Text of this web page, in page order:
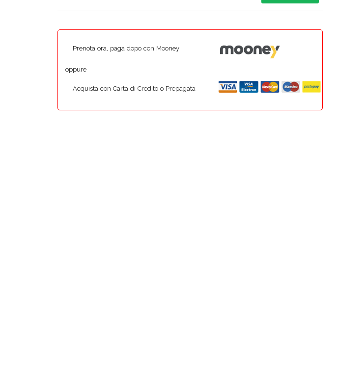
Prenota ora, paga dopo con Mooney
oppure
Acquista con Carta di Credito o Prepagata